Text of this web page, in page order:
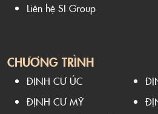
Liên hệ SI Group
CHƯƠNG TRÌNH
ĐỊNH CƯ ÚC
ĐỊNH CƯ MỸ